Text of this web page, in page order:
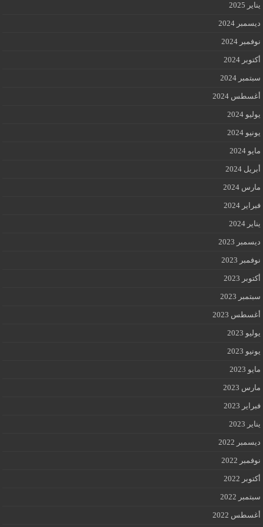
يناير 2025
ديسمبر 2024
نوفمبر 2024
أكتوبر 2024
سبتمبر 2024
أغسطس 2024
يوليو 2024
يونيو 2024
مايو 2024
أبريل 2024
مارس 2024
فبراير 2024
يناير 2024
ديسمبر 2023
نوفمبر 2023
أكتوبر 2023
سبتمبر 2023
أغسطس 2023
يوليو 2023
يونيو 2023
مايو 2023
مارس 2023
فبراير 2023
يناير 2023
ديسمبر 2022
نوفمبر 2022
أكتوبر 2022
سبتمبر 2022
أغسطس 2022